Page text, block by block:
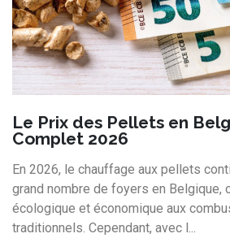
Le Prix des Pellets en
Complet 2026
En 2026, le chauffage aux pellets
grand nombre de foyers en Belgique,
écologique et économique aux
traditionnels. Cependant, avec l...